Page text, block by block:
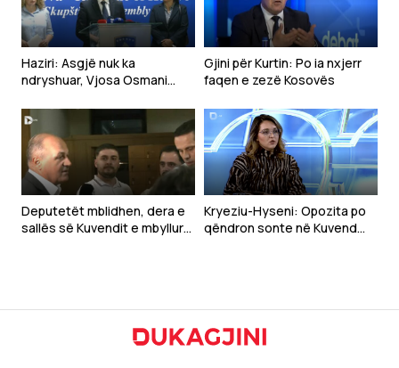
Haziri: Asgjë nuk ka
ndryshuar, Vjosa Osmani
presidente
Gjini për Kurtin: Po ia nxjerr
faqen e zezë Kosovës
Deputetët mblidhen, dera e
sallës së Kuvendit e mbyllur
Kryeziu-Hyseni: Opozita po
qëndron sonte në Kuvend